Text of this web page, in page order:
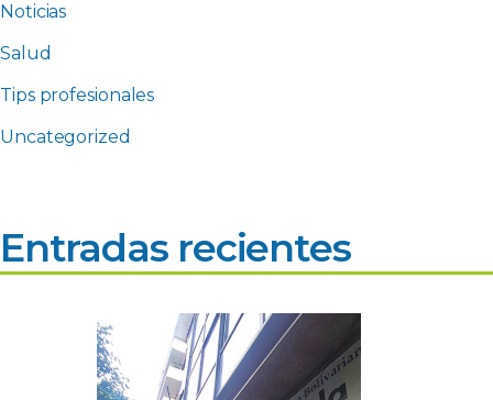
Noticias
Salud
Tips profesionales
Uncategorized
Entradas recientes